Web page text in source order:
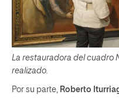
La restauradora del cuadro
realizado.
Por su parte, Roberto